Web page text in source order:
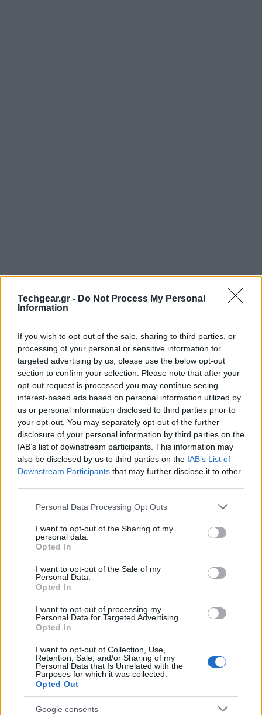
Techgear.gr - Do Not Process My Personal
Information
If you wish to opt-out of the sale, sharing to third parties, or
processing of your personal or sensitive information for
targeted advertising by us, please use the below opt-out
section to confirm your selection. Please note that after your
opt-out request is processed you may continue seeing
interest-based ads based on personal information utilized by
us or personal information disclosed to third parties prior to
your opt-out. You may separately opt-out of the further
disclosure of your personal information by third parties on the
IAB’s list of downstream participants. This information may
also be disclosed by us to third parties on the IAB’s List of
Downstream Participants that may further disclose it to other
Please note that this website/app uses one or more Google
not limited to your visit or usage behaviour. You may click to
grant or deny consent to Google and its third-party tags to
use your data for below specified purposes in below Google
consent section.
Personal Data Processing Opt Outs
I want to opt-out of the Sharing of my
personal data.
Opted In
I want to opt-out of the Sale of my
Personal Data.
Opted In
I want to opt-out of processing my
Personal Data for Targeted Advertising.
Opted In
I want to opt-out of Collection, Use,
Retention, Sale, and/or Sharing of my
Personal Data that Is Unrelated with the
Purposes for which it was collected.
Opted Out
Google consents